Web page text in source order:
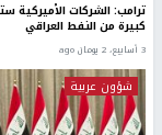
ترامب: الشركات الأميركية
كبيرة من النفط العراقي
3 أسابيع، 2 يومان ago
شؤون عربية